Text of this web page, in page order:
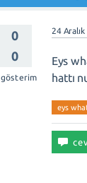
0
0
gösterim
24
Eys
hattı
eys